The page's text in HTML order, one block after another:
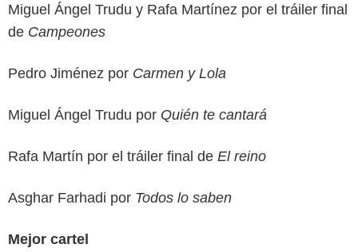
Miguel Ángel Trudu y Rafa Martínez por el tráiler final
de Campeones
Pedro Jiménez por Carmen y Lola
Miguel Ángel Trudu por Quién te cantará
Rafa Martín por el tráiler final de El reino
Asghar Farhadi por Todos lo saben
Mejor cartel